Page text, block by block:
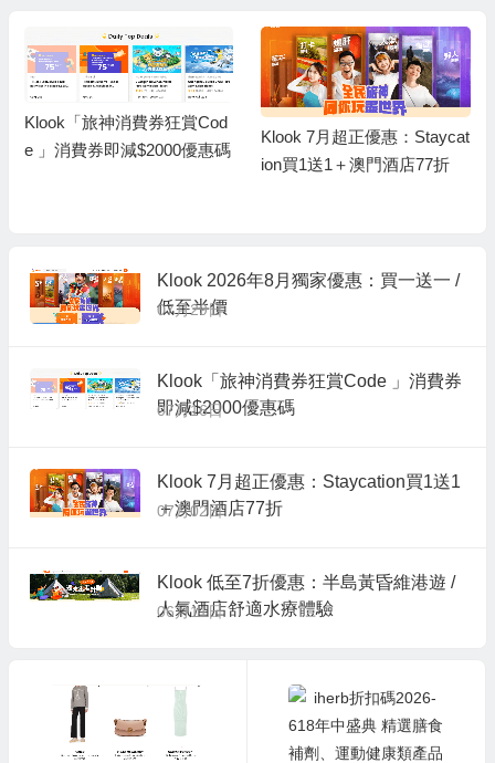
Klook「旅神消費券狂賞Cod
e 」消費券即減$2000優惠碼
Klook 7月超正優惠：Staycat
ion買1送1＋澳門酒店77折
Klook 2026年8月獨家優惠：買一送一 /
低至半價
07月29日
Klook「旅神消費券狂賞Code 」消費券
即減$2000優惠碼
07月16日
Klook 7月超正優惠：Staycation買1送1
＋澳門酒店77折
07月02日
Klook 低至7折優惠：半島黃昏維港遊 /
人氣酒店舒適水療體驗
06月11日